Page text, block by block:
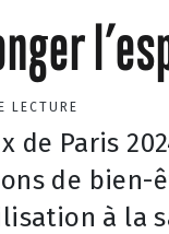
LECTURE
de Paris
de bien-
à la